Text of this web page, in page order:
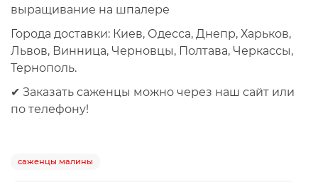
выращивание на шпалере
Города доставки: Киев, Одесса, Днепр, Харьков,
Львов, Винница, Черновцы, Полтава, Черкассы,
Тернополь.
✔ Заказать саженцы можно через наш сайт или
по телефону!
саженцы малины